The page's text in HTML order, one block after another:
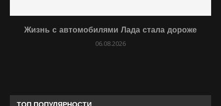
Жизнь с автомобилями Лада стала дороже
06.08.2026
ТОП ПОПУЛЯРНОСТИ